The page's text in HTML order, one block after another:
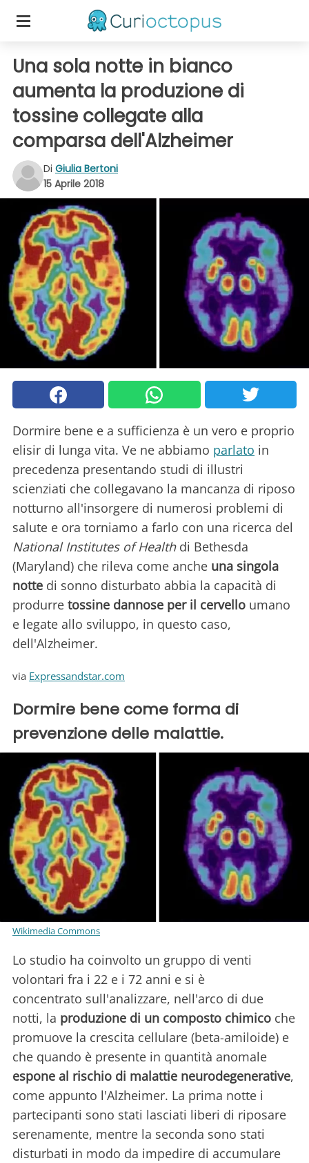
Una sola notte in bianco
aumenta la produzione di
tossine collegate alla
comparsa dell'Alzheimer
Di Giulia Bertoni
15 Aprile 2018
Dormire bene e a sufficienza è un vero e proprio
elisir di lunga vita. Ve ne abbiamo parlato in
precedenza presentando studi di illustri
scienziati che collegavano la mancanza di riposo
notturno all'insorgere di numerosi problemi di
salute e ora torniamo a farlo con una ricerca del
National Institutes of Healthdi Bethesda
(Maryland) che rileva come anche una singola
notte di sonno disturbato abbia la capacità di
produrre tossine dannose per il cervello umano
e legate allo sviluppo, in questo caso,
dell'Alzheimer.
via Expressandstar.com
Dormire bene come forma di
prevenzione delle malattie.
Wikimedia Commons
Lo studio ha coinvolto un gruppo di venti
volontari fra i 22 e i 72 anni e si è
concentrato sull'analizzare, nell'arco di due
notti, la produzione di un composto chimico che
promuove la crescita cellulare (beta-amiloide) e
che quando è presente in quantità anomale
espone al rischio di malattie neurodegenerative,
come appunto l'Alzheimer. La prima notte i
partecipanti sono stati lasciati liberi di riposare
serenamente, mentre la seconda sono stati
disturbati in modo da impedire di accumulare